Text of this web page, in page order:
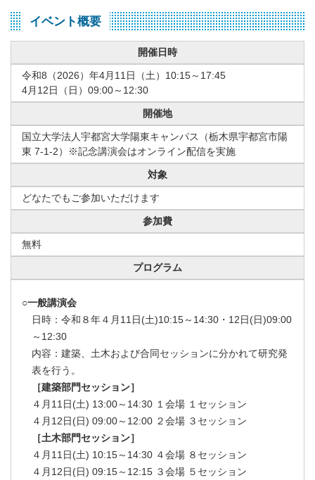
イベント概要
開催日時
令和8（2026）年4月11日（土）10:15～17:45
4月12日（日）09:00～12:30
開催地
国立大学法人宇都宮大学陽東キャンパス（栃木県宇都宮市陽
東 7-1-2）※記念講演会はオンライン配信を実施
対象
どなたでもご参加いただけます
参加費
無料
プログラム
○一般講演会
日時：令和８年４月11日(土)10:15～14:30・12日(日)09:00
～12:30
内容：建築、土木および合同セッションに分かれて研究発
表を行う。
［建築部門セッション］
４月11日(土) 13:00～14:30 １会場 １セッション
４月12日(日) 09:00～12:00 ２会場 ３セッション
［土木部門セッション］
４月11日(土) 10:15～14:30 ４会場 ８セッション
４月12日(日) 09:15～12:15 ３会場 ５セッション